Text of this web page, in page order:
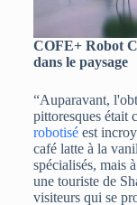
COFE+ Robot
dans le paysage
“Auparavant,
pittoresques était
robotiséest
café latte à la
spécialisés, mais
une touriste de
visiteurs qui se